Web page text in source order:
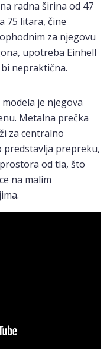
radna širina od 47
75 litara, čine
za njegovu
upotreba Einhell
nepraktična.
je njegova
Metalna prečka
za centralno
predstavlja prepreku,
od tla, što
na malim